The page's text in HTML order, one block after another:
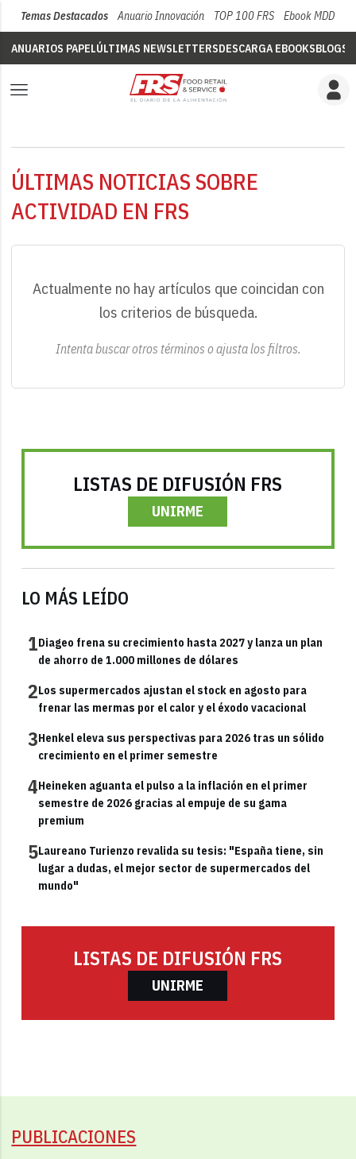
Temas Destacados Anuario Innovación TOP 100 FRS Ebook MDD
ANUARIOS PAPELÚLTIMAS NEWSLETTERSDESCARGA EBOOKSBLOGS
ÚLTIMAS NOTICIAS SOBRE
ACTIVIDAD EN FRS
Actualmente no hay artículos que coincidan con
los criterios de búsqueda.
Intenta buscar otros términos o ajusta los filtros.
LISTAS DE DIFUSIÓN FRS
UNIRME
LO MÁS LEÍDO
1Diageo frena su crecimiento hasta 2027 y lanza un plan
de ahorro de 1.000 millones de dólares
2Los supermercados ajustan el stock en agosto para
frenar las mermas por el calor y el éxodo vacacional
3Henkel eleva sus perspectivas para 2026 tras un sólido
crecimiento en el primer semestre
4Heineken aguanta el pulso a la inflación en el primer
semestre de 2026 gracias al empuje de su gama
premium
5Laureano Turienzo revalida su tesis: "España tiene, sin
lugar a dudas, el mejor sector de supermercados del
mundo"
LISTAS DE DIFUSIÓN FRS
UNIRME
PUBLICACIONES